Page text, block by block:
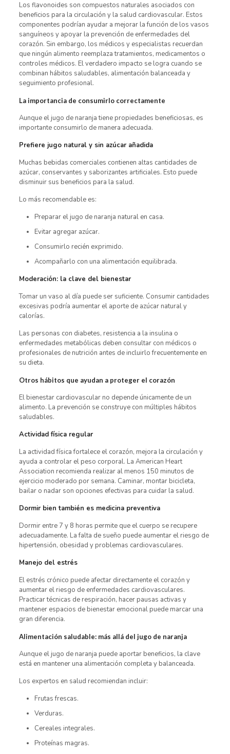
Los flavonoides son compuestos naturales asociados con
beneficios para la circulación y la salud cardiovascular. Estos
componentes podrían ayudar a mejorar la función de los vasos
sanguíneos y apoyar la prevención de enfermedades del
corazón. Sin embargo, los médicos y especialistas recuerdan
que ningún alimento reemplaza tratamientos, medicamentos o
controles médicos. El verdadero impacto se logra cuando se
combinan hábitos saludables, alimentación balanceada y
seguimiento profesional.
La importancia de consumirlo correctamente
Aunque el jugo de naranja tiene propiedades beneficiosas, es
importante consumirlo de manera adecuada.
Prefiere jugo natural y sin azúcar añadida
Muchas bebidas comerciales contienen altas cantidades de
azúcar, conservantes y saborizantes artificiales. Esto puede
disminuir sus beneficios para la salud.
Lo más recomendable es:
Preparar el jugo de naranja natural en casa.
Evitar agregar azúcar.
Consumirlo recién exprimido.
Acompañarlo con una alimentación equilibrada.
Moderación: la clave del bienestar
Tomar un vaso al día puede ser suficiente. Consumir cantidades
excesivas podría aumentar el aporte de azúcar natural y
calorías.
Las personas con diabetes, resistencia a la insulina o
enfermedades metabólicas deben consultar con médicos o
profesionales de nutrición antes de incluirlo frecuentemente en
su dieta.
Otros hábitos que ayudan a proteger el corazón
El bienestar cardiovascular no depende únicamente de un
alimento. La prevención se construye con múltiples hábitos
saludables.
Actividad física regular
La actividad física fortalece el corazón, mejora la circulación y
ayuda a controlar el peso corporal. La American Heart
Association recomienda realizar al menos 150 minutos de
ejercicio moderado por semana. Caminar, montar bicicleta,
bailar o nadar son opciones efectivas para cuidar la salud.
Dormir bien también es medicina preventiva
Dormir entre 7 y 8 horas permite que el cuerpo se recupere
adecuadamente. La falta de sueño puede aumentar el riesgo de
hipertensión, obesidad y problemas cardiovasculares.
Manejo del estrés
El estrés crónico puede afectar directamente el corazón y
aumentar el riesgo de enfermedades cardiovasculares.
Practicar técnicas de respiración, hacer pausas activas y
mantener espacios de bienestar emocional puede marcar una
gran diferencia.
Alimentación saludable: más allá del jugo de naranja
Aunque el jugo de naranja puede aportar beneficios, la clave
está en mantener una alimentación completa y balanceada.
Los expertos en salud recomiendan incluir:
Frutas frescas.
Verduras.
Cereales integrales.
Proteínas magras.